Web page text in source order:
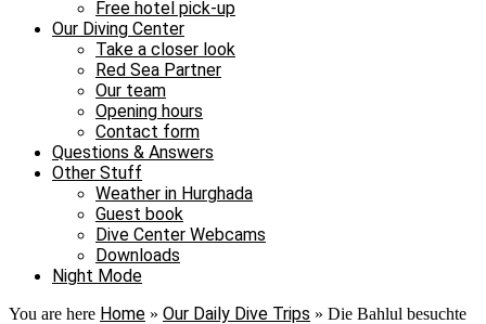
Free hotel pick-up
Our Diving Center
Take a closer look
Red Sea Partner
Our team
Opening hours
Contact form
Questions & Answers
Other Stuff
Weather in Hurghada
Guest book
Dive Center Webcams
Downloads
Night Mode
You are here Home » Our Daily Dive Trips » Die Bahlul besuchte